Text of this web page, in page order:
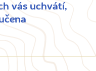
vás uchvátí,